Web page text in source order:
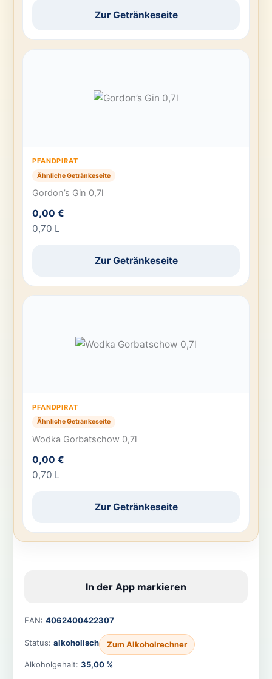
Zur Getränkeseite
PFANDPIRAT
Ähnliche Getränkeseite
Gordon’s Gin 0,7l
0,00 €
0,70 L
Zur Getränkeseite
PFANDPIRAT
Ähnliche Getränkeseite
Wodka Gorbatschow 0,7l
0,00 €
0,70 L
Zur Getränkeseite
In der App markieren
EAN: 4062400422307
Status: alkoholisch Zum Alkoholrechner
Alkoholgehalt: 35,00 %